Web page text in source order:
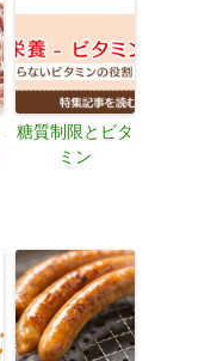
糖質制限とビタ
ミン